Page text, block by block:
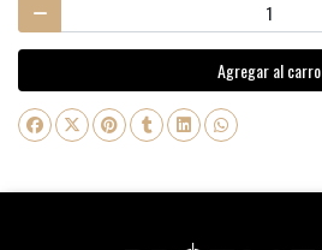
Agregar al carro